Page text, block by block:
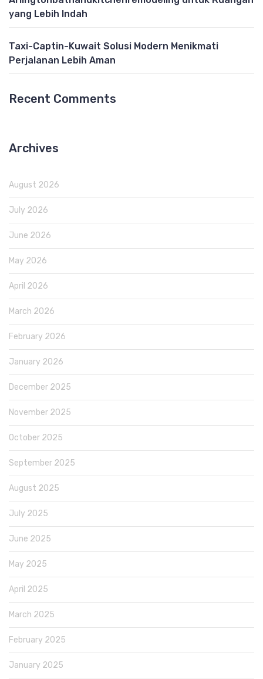
yang Lebih Indah
Taxi-Captin-Kuwait Solusi Modern Menikmati
Perjalanan Lebih Aman
Recent Comments
Archives
August 2026
July 2026
June 2026
May 2026
April 2026
March 2026
February 2026
January 2026
December 2025
November 2025
October 2025
September 2025
August 2025
July 2025
June 2025
May 2025
April 2025
March 2025
February 2025
January 2025